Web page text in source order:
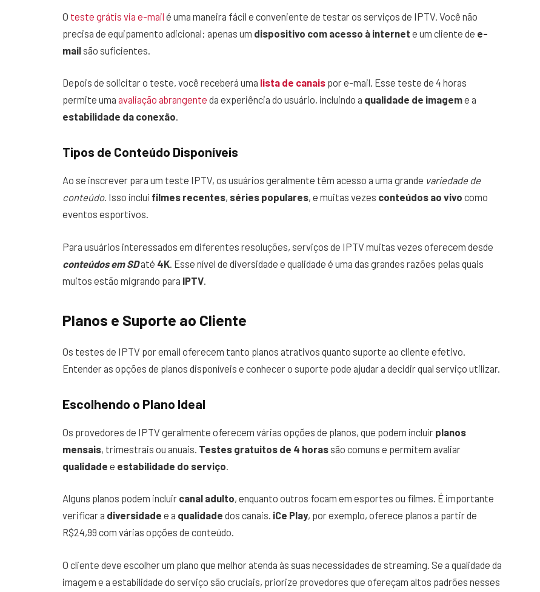
O teste grátis via e-mail é uma maneira fácil e conveniente de testar os serviços de IPTV. Você não
precisa de equipamento adicional; apenas um dispositivo com acesso à internet e um cliente de e-
mailsão suficientes.
Depois de solicitar o teste, você receberá uma lista de canais por e-mail. Esse teste de 4 horas
permite uma avaliação abrangente da experiência do usuário, incluindo a qualidade de imageme a
estabilidade da conexão.
Tipos de Conteúdo Disponíveis
Ao se inscrever para um teste IPTV, os usuários geralmente têm acesso a uma grande variedade de
conteúdo. Isso inclui filmes recentes, séries populares, e muitas vezes conteúdos ao vivo como
eventos esportivos.
Para usuários interessados em diferentes resoluções, serviços de IPTV muitas vezes oferecem desde
conteúdos em SDaté 4K . Esse nível de diversidade e qualidade é uma das grandes razões pelas quais
muitos estão migrando para IPTV
Planos e Suporte ao Cliente
Os testes de IPTV por email oferecem tanto planos atrativos quanto suporte ao cliente efetivo.
Entender as opções de planos disponíveis e conhecer o suporte pode ajudar a decidir qual serviço utilizar.
Escolhendo o Plano Ideal
Os provedores de IPTV geralmente oferecem várias opções de planos, que podem incluir planos
mensais, trimestrais ou anuais. Testes gratuitos de 4 horassão comuns e permitem avaliar
qualidade e estabilidade do serviço
Alguns planos podem incluir canal adulto, enquanto outros focam em esportes ou filmes. É importante
verificar a diversidade e a qualidade dos canais. iCe Play, por exemplo, oferece planos a partir de
R$24,99 com várias opções de conteúdo.
O cliente deve escolher um plano que melhor atenda às suas necessidades de streaming. Se a qualidade da
imagem e a estabilidade do serviço são cruciais, priorize provedores que ofereçam altos padrões nesses